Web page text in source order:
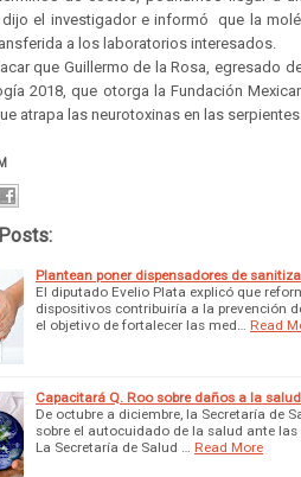
dijo el investigador e informó que la
a los laboratorios interesados.
que Guillermo de la Rosa, egresado
2018, que otorga la Fundación
atrapa las neurotoxinas en las
Plantean poner dispensadores de
El diputado Evelio Plata explicó que
dispositivos contribuiría a la prevención
el objetivo de fortalecer las med…
Read
Capacitará Q. Roo sobre daños a la
De octubre a diciembre, la Secretaría de
sobre el autocuidado de la salud ante
La Secretaría de Salud …
Read More